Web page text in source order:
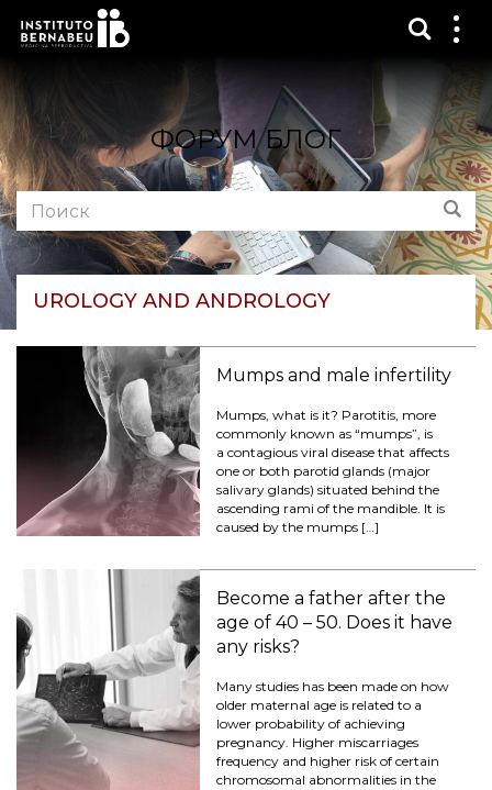
ФОРУМ БЛОГ
Поиск
по
форуму:
UROLOGY AND ANDROLOGY
Mumps and male infertility
Mumps, what is it? Parotitis, more
commonly known as “mumps”, is
a contagious viral disease that affects
one or both parotid glands (major
salivary glands) situated behind the
ascending rami of the mandible. It is
caused by the mumps […]
Become a father after the
age of 40 – 50. Does it have
any risks?
Many studies has been made on how
older maternal age is related to a
lower probability of achieving
pregnancy. Higher miscarriages
frequency and higher risk of certain
chromosomal abnormalities in the